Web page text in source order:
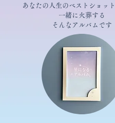
あなたの人生のベストショッ
一緒に火葬する
​そんなアルバムです